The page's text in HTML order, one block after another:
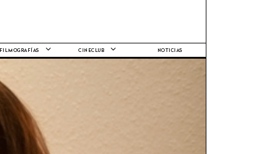
FILMOGRAFÍAS CINECLUB NOTICIAS